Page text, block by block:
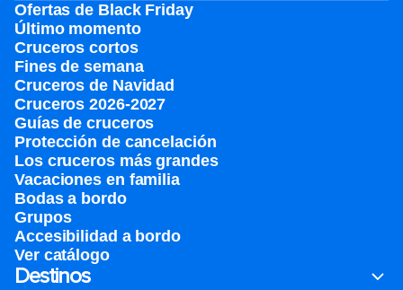
Ofertas de Black Friday
Último momento
Cruceros cortos
Fines de semana
Cruceros de Navidad
Cruceros 2026-2027
Guías de cruceros
Protección de cancelación
Los cruceros más grandes
Vacaciones en familia
Bodas a bordo
Grupos
Accesibilidad a bordo
Ver catálogo
Destinos